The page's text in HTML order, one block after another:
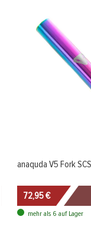
anaquda V5 Fork
72,95 €
mehr als 6 auf Lager